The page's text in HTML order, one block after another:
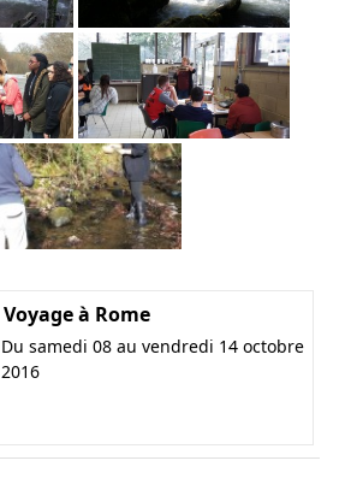
Voyage à Rome
Du samedi 08 au vendredi 14 octobre
2016